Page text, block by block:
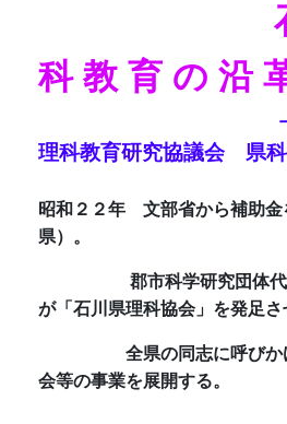
科 教 育 の 沿
理科教育研究協議会 県科
昭和２２年 文部省から補助
県）。
郡市科学研究団体代表
が「石川県理科協会」を発足さ
全県の同志に呼びかけ
会等の事業を展開する。